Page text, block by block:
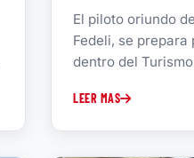
El piloto oriundo
Fedeli, se
dentro del
LEER MAS